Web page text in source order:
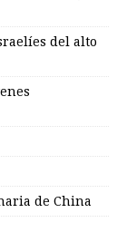
del alto
de China